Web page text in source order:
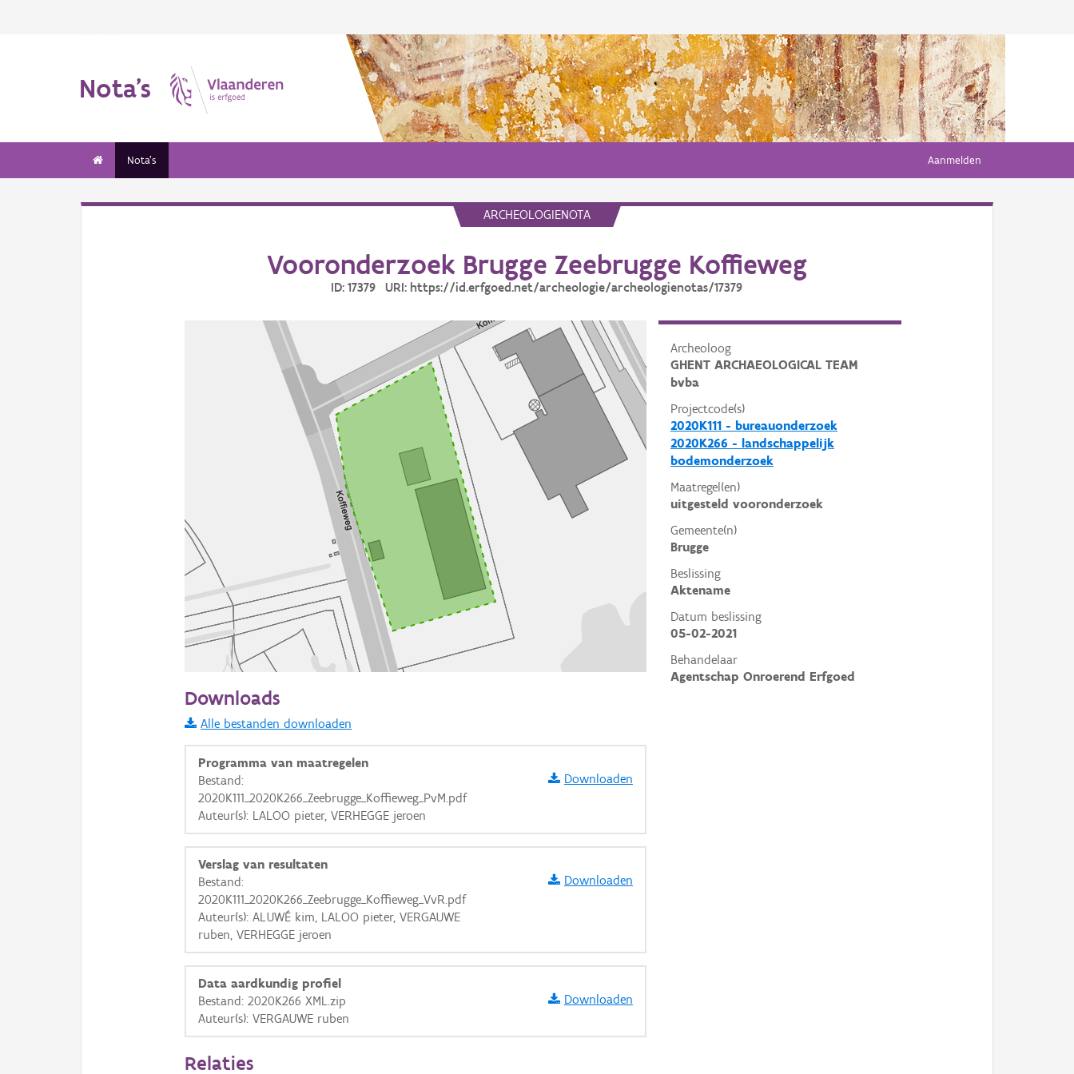
Nota's
Nota's Aanmelden
ARCHEOLOGIENOTA
Vooronderzoek Brugge Zeebrugge Koffieweg
ID: 17379 URI: https://id.erfgoed.net/archeologie/archeologienotas/17379
Archeoloog
GHENT ARCHAEOLOGICAL TEAM
bvba
Projectcode(s)
2020K111 - bureauonderzoek
2020K266 - landschappelijk
bodemonderzoek
Maatregel(en)
uitgesteld vooronderzoek
Gemeente(n)
Brugge
Beslissing
Aktename
Datum beslissing
05-02-2021
Behandelaar
Agentschap Onroerend Erfgoed
Informatie Vlaanderen
i
+ −
Basis Lagen
OSM-Basiskaart
Ortho
GRB-Basiskaart
Downloads
Alle bestanden downloaden
Programma van maatregelen
Bestand:
2020K111_2020K266_Zeebrugge_Koffieweg_PvM.pdf
Auteur(s): LALOO pieter, VERHEGGE jeroen
Downloaden
Verslag van resultaten
Bestand:
2020K111_2020K266_Zeebrugge_Koffieweg_VvR.pdf
Auteur(s): ALUWÉ kim, LALOO pieter, VERGAUWE
ruben, VERHEGGE jeroen
Downloaden
Data aardkundig profiel
Bestand: 2020K266 XML.zip
Auteur(s): VERGAUWE ruben
Downloaden
Relaties